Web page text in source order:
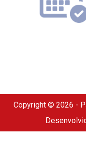
Copyright © 2026 -